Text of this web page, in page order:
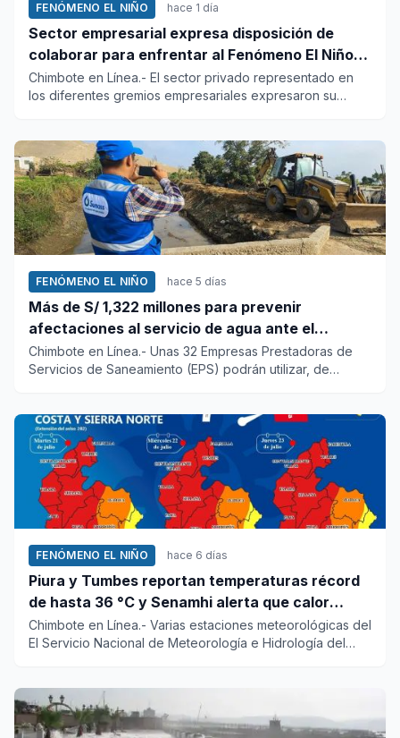
FENÓMENO EL NIÑO hace 1 día
Sector empresarial expresa disposición de
colaborar para enfrentar al Fenómeno El Niño,
ante llamado del Ejecutivo
Chimbote en Línea.- El sector privado representado en
los diferentes gremios empresariales expresaron su
FENÓMENO EL NIÑO hace 5 días
Más de S/ 1,322 millones para prevenir
afectaciones al servicio de agua ante el
fenómeno El Niño
Chimbote en Línea.- Unas 32 Empresas Prestadoras de
Servicios de Saneamiento (EPS) podrán utilizar, de
FENÓMENO EL NIÑO hace 6 días
Piura y Tumbes reportan temperaturas récord
de hasta 36 °C y Senamhi alerta que calor
continuará
Chimbote en Línea.- Varias estaciones meteorológicas del
El Servicio Nacional de Meteorología e Hidrología del